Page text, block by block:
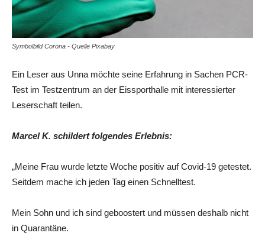
Symbolbild Corona - Quelle Pixabay
Ein Leser aus Unna möchte seine Erfahrung in Sachen PCR-
Test im Testzentrum an der Eissporthalle mit interessierter
Leserschaft teilen.
Marcel K. schildert folgendes Erlebnis:
„Meine Frau wurde letzte Woche positiv auf Covid-19 getestet.
Seitdem mache ich jeden Tag einen Schnelltest.
Mein Sohn und ich sind geboostert und müssen deshalb nicht
in Quarantäne.